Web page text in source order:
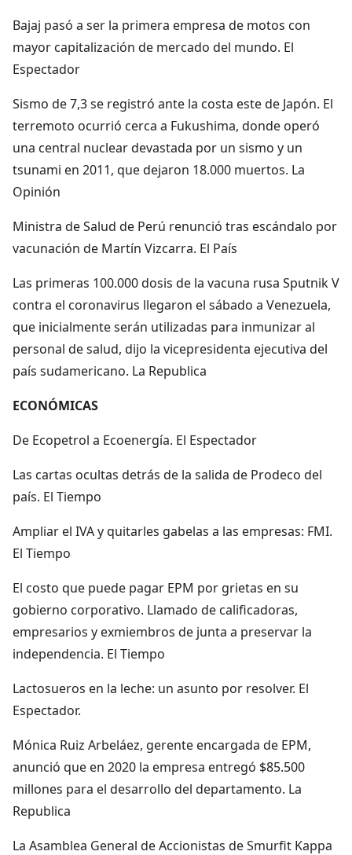
Bajaj pasó a ser la primera empresa de motos con
mayor capitalización de mercado del mundo. El
Espectador
Sismo de 7,3 se registró ante la costa este de Japón. El
terremoto ocurrió cerca a Fukushima, donde operó
una central nuclear devastada por un sismo y un
tsunami en 2011, que dejaron 18.000 muertos. La
Opinión
Ministra de Salud de Perú renunció tras escándalo por
vacunación de Martín Vizcarra. El País
Las primeras 100.000 dosis de la vacuna rusa Sputnik V
contra el coronavirus llegaron el sábado a Venezuela,
que inicialmente serán utilizadas para inmunizar al
personal de salud, dijo la vicepresidenta ejecutiva del
país sudamericano. La Republica
ECONÓMICAS
De Ecopetrol a Ecoenergía. El Espectador
Las cartas ocultas detrás de la salida de Prodeco del
país. El Tiempo
Ampliar el IVA y quitarles gabelas a las empresas: FMI.
El Tiempo
El costo que puede pagar EPM por grietas en su
gobierno corporativo. Llamado de calificadoras,
empresarios y exmiembros de junta a preservar la
independencia. El Tiempo
Lactosueros en la leche: un asunto por resolver. El
Espectador.
Mónica Ruiz Arbeláez, gerente encargada de EPM,
anunció que en 2020 la empresa entregó $85.500
millones para el desarrollo del departamento. La
Republica
La Asamblea General de Accionistas de Smurfit Kappa